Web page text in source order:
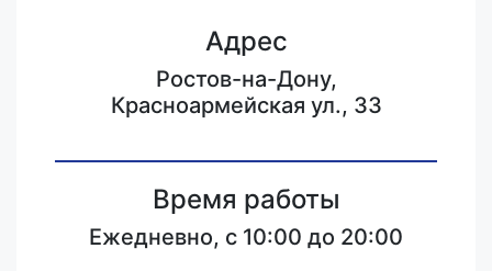
Адрес
Ростов-на-Дону,
Красноармейская ул., 33
Время работы
Ежедневно, с 10:00 до 20:00